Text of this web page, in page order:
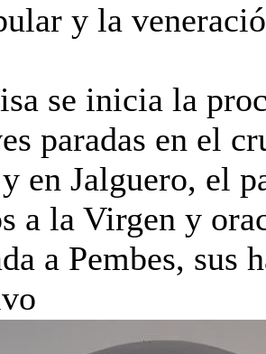
y la
se inicia la
paradas en el
en Jalguero, el
a la Virgen y
a Pembes, sus